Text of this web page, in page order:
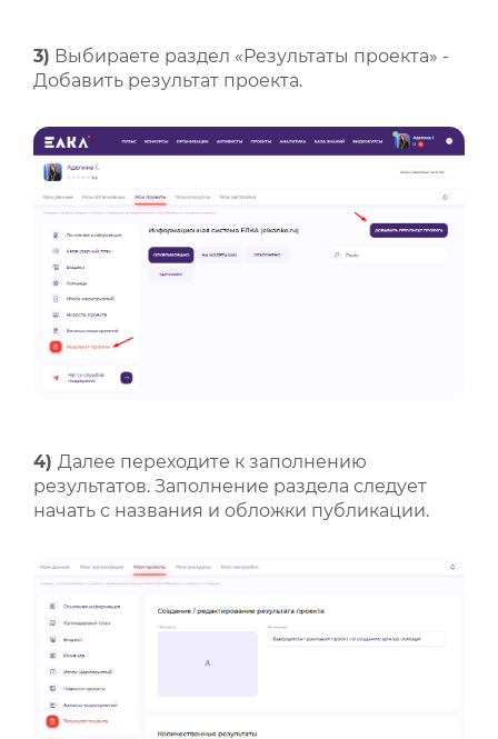
3) Выбираете раздел «Результаты проекта» -
Добавить результат проекта.
4) Далее переходите к заполнению
результатов. Заполнение раздела следует
начать с названия и обложки публикации.